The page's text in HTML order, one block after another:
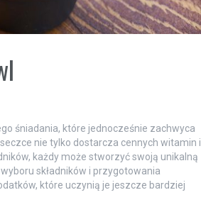
śniadania, które jednocześnie zachwyca
nie tylko dostarcza cennych witamin i
każdy może stworzyć swoją unikalną
składników i przygotowania
które uczynią je jeszcze bardziej